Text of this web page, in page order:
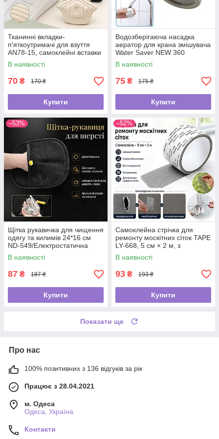
Тканинні вкладки-
п'яткоутримачі для взуття
AN78-15, самоклейні вставки
від натирання та мозолів, для
зменшення розміру взуття
В наявності
70 ₴ 170 ₴
Купити
Водозберігаюча насадка
аератор для крана змішувача
Water Saver NEW 360
В наявності
75 ₴ 175 ₴
Купити
–53%
Щітка рукавичка для чищення
одягу та килимів 24*16 см
ND-549/Електростатична
рукавичка від шерсті
В наявності
87 ₴ 187 ₴
Купити
–52%
Самоклейна стрічка для
ремонту москітних сіток TAPE
LY-668, 5 см × 2 м, з
фібергласу
В наявності
93 ₴ 193 ₴
Купити
Показати ще
Про нас
100% позитивних з 136 відгуків за рік
Працює з 28.04.2021
м. Одеса
Одеса, Україна
Контакти